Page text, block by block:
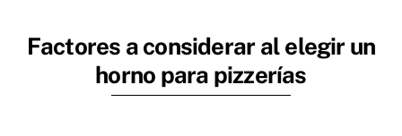
Factores a considerar al elegir un
horno para pizzerías